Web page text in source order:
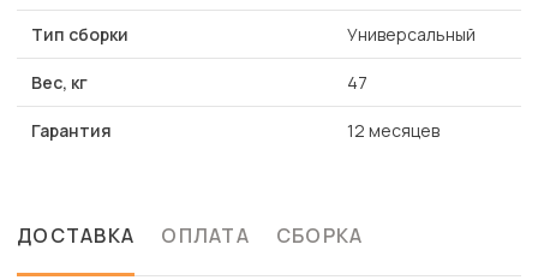
Тип сборки Универсальный
Вес, кг 47
Гарантия 12 месяцев
ДОСТАВКА ОПЛАТА СБОРКА